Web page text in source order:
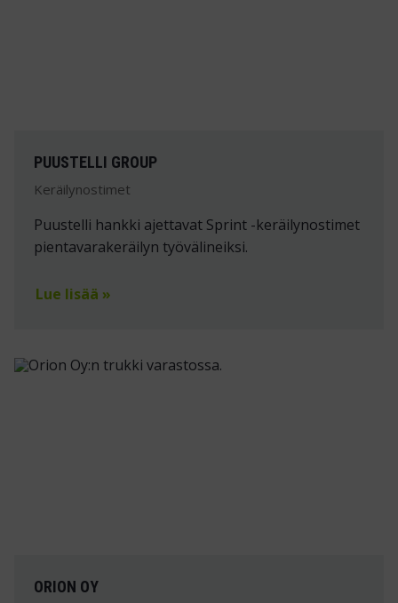
PUUSTELLI GROUP
Keräilynostimet
Puustelli hankki ajettavat Sprint -keräilynostimet
pientavarakeräilyn työvälineiksi.
Lue lisää »
ORION OY